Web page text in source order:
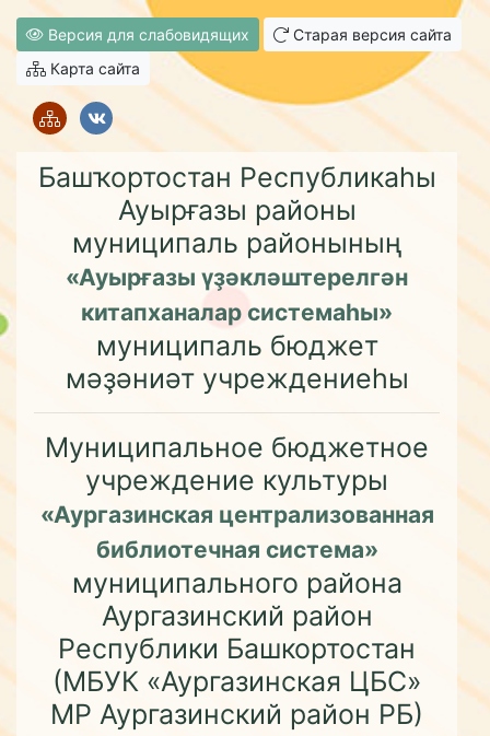
Версия для слабовидящих
Старая версия сайта
Карта сайта
Башҡортостан Республикаһы
Ауырғазы районы
муниципаль районының
«Ауырғазы үҙәкләштерелгән
китапханалар системаһы»
муниципаль бюджет
мәҙәниәт учреждениеһы
Муниципальное бюджетное
учреждение культуры
«Аургазинская централизованная
библиотечная система»
муниципального района
Аургазинский район
Республики Башкортостан
(МБУК «Аургазинская ЦБС»
МР Аургазинский район РБ)